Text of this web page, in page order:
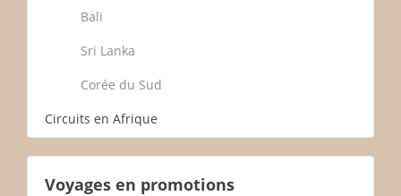
Bali
Sri Lanka
Corée du Sud
Circuits en Afrique
Voyages en promotions